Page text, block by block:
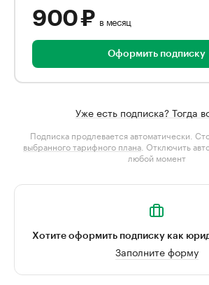
900 ₽ в месяц
Оформить подписку
Уже есть подписка? Тогда
Подписка продлевается автоматически.
выбранного тарифного плана . Отключить
любой момент
Хотите оформить подписку как
Заполните форму